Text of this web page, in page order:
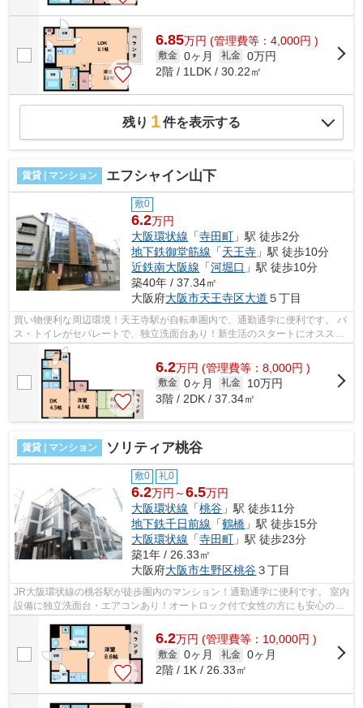
6.85万円 (管理費等：4,000円 )
敷金 0ヶ月 礼金 0万円
2階 / 1LDK / 30.22㎡
残り 1件を表示する
賃貸 | マンション エフシャイン山下
敷0
6.2万円
大阪環状線 「寺田町 」駅 徒歩2分
地下鉄御堂筋線 「天王寺 」駅 徒歩10分
近鉄南大阪線 「河堀口 」駅 徒歩10分
築40年 / 37.34㎡
大阪府大阪市天王寺区大道 ５丁目
買い物便利な周辺環境！天王寺駅が自転車圏内で、通勤通学に便利です。 バ
ス・トイレがセパレートで、独立洗面台あり！新生活のスタートにオススメ
6.2万円 (管理費等：8,000円 )
敷金 0ヶ月 礼金
10万円
3階 / 2DK / 37.34㎡
賃貸 | マンション ソリティア桃谷
敷0 礼0
6.2万円～6.5万円
大阪環状線 「桃谷 」駅 徒歩11分
地下鉄千日前線 「鶴橋 」駅 徒歩15分
大阪環状線 「寺田町 」駅 徒歩23分
築1年 / 26.33㎡
大阪府大阪市生野区桃谷３丁目
JR大阪環状線の桃谷駅が徒歩圏内のマンション！通勤通学に便利です。 室内
設備に独立洗面台・エアコンあり！オートロック付で女性の方にも安心の防
犯対策です。 ■□■□■□■□■□■□■□■□■□■...
6.2万円 (管理費等：10,000円 )
敷金 0ヶ月 礼金 0ヶ月
2階 / 1K / 26.33㎡